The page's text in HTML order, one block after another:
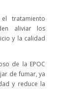
tratamiento
aliviar los
y la calidad
de la EPOC
de fumar, ya
y reduce la